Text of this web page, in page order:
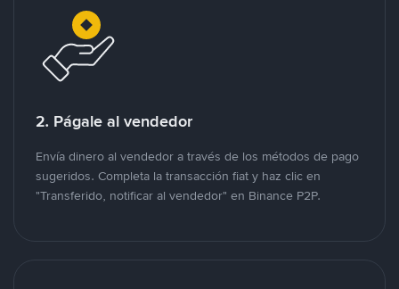
2. Págale al vendedor
Envía dinero al vendedor a través de los métodos de pago
sugeridos. Completa la transacción fiat y haz clic en
"Transferido, notificar al vendedor" en Binance P2P.